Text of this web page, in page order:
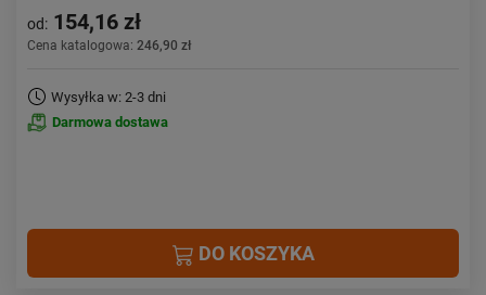
od: 154,16 zł
Cena katalogowa: 246,90 zł
Wysyłka w: 2-3 dni
Darmowa dostawa
DO KOSZYKA